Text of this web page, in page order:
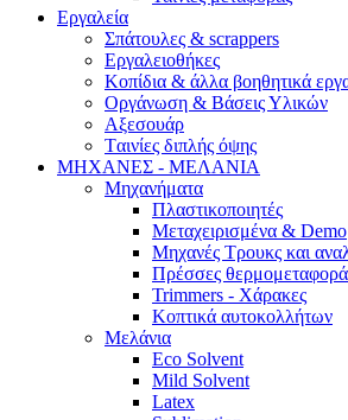
Εργαλεία
Σπάτουλες & scrappers
Eργαλειοθήκες
Κοπίδια & άλλα βοηθητικά
Οργάνωση & Βάσεις Υλικών
Αξεσουάρ
Tαινίες διπλής όψης
ΜΗΧΑΝΕΣ - ΜΕΛΑΝΙΑ
Μηχανήματα
Πλαστικοποιητές
Mεταχειρισμένα & Demo
Mηχανές Τρουκς και
Πρέσσες
Trimmers - Χάρακες
Κοπτικά αυτοκολλήτων
Μελάνια
Eco Solvent
Mild Solvent
Latex